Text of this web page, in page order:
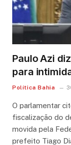
Paulo Azi
para
Política Bahia
O parlamentar
fiscalização do
movida pela
prefeito Tiago